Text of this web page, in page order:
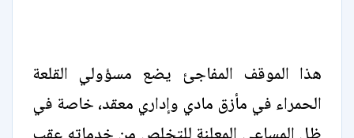
هذا الموقف المفاجئ يضع مسؤولي القلعة
الحمراء في مأزق مادي وإداري معقد، خاصة في